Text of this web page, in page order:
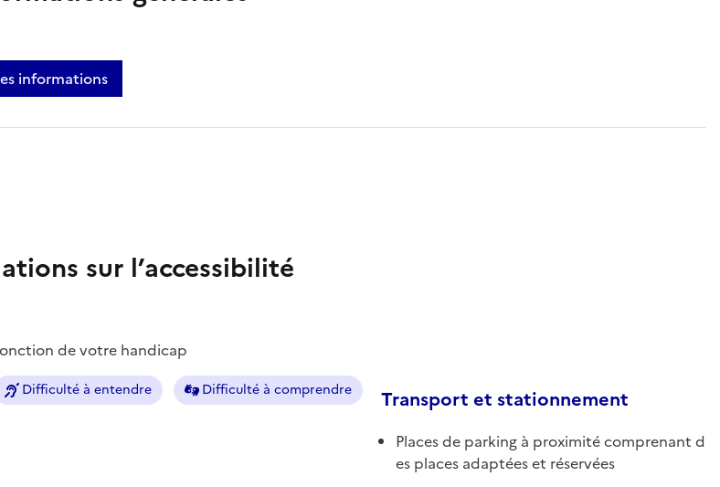
informations
sur l’accessibilité
de votre handicap
Difficulté à entendre Difficulté à comprendre Transport et stationnement
Places de parking à proximité comprenant d
es places adaptées et réservées